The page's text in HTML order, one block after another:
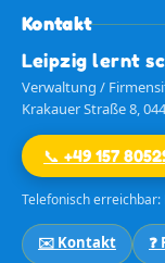
Kontakt
Leipzig lernt
Verwaltung /
Krakauer Straße 8,
📞 +49 157
Telefonisch erreichbar:
✉️ Kontakt ❓